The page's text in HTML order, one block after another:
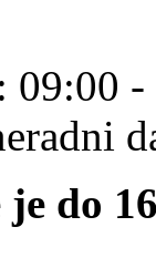
09:00
do